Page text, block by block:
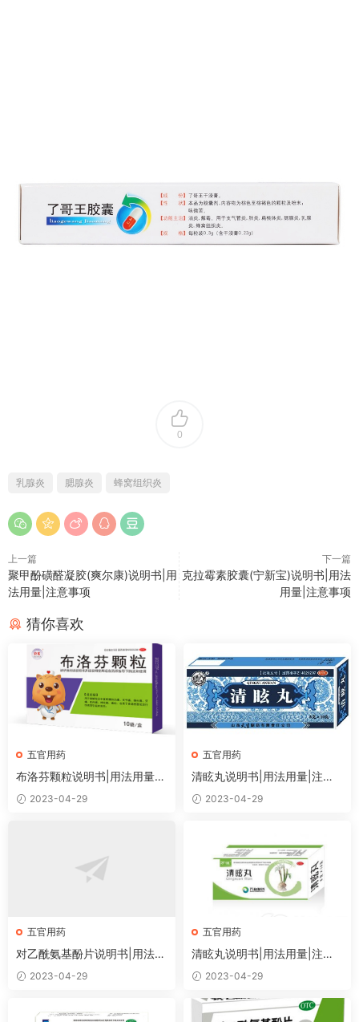
0
乳腺炎 腮腺炎 蜂窝组织炎
上一篇
聚甲酚磺醛凝胶(爽尔康)说明书|用
法用量|注意事项
下一篇
克拉霉素胶囊(宁新宝)说明书|用法
用量|注意事项
猜你喜欢
五官用药
布洛芬颗粒说明书|用法用量|
注意事项
2023-04-29
五官用药
清眩丸说明书|用法用量|注意
事项2023-04-29
五官用药
对乙酰氨基酚片说明书|用法用
量|注意事项
2023-04-29
五官用药
清眩丸说明书|用法用量|注意
事项2023-04-29